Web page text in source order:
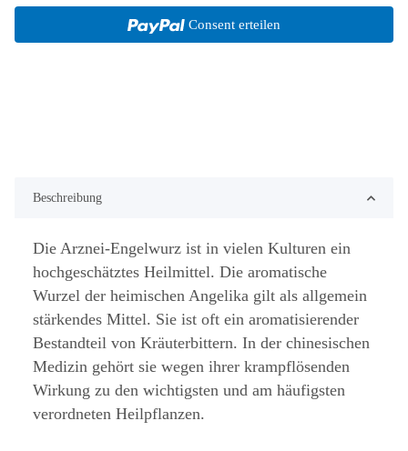
Consent erteilen
Beschreibung
Die Arznei-Engelwurz ist in vielen Kulturen ein
hochgeschätztes Heilmittel. Die aromatische
Wurzel der heimischen Angelika gilt als allgemein
stärkendes Mittel. Sie ist oft ein aromatisierender
Bestandteil von Kräuterbittern. In der chinesischen
Medizin gehört sie wegen ihrer krampflösenden
Wirkung zu den wichtigsten und am häufigsten
verordneten Heilpflanzen.